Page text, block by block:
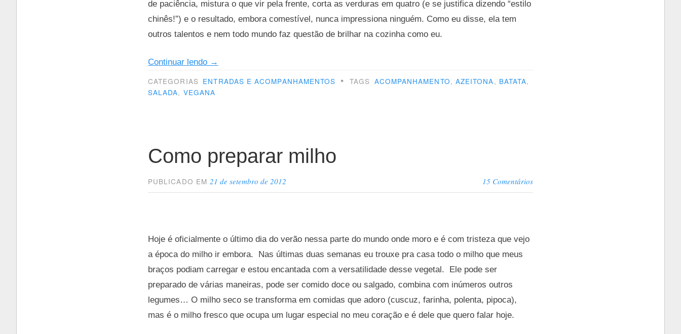
de paciência, mistura o que vir pela frente, corta as verduras em quatro (e se justifica dizendo “estilo
chinês!”) e o resultado, embora comestível, nunca impressiona ninguém. Como eu disse, ela tem
outros talentos e nem todo mundo faz questão de brilhar na cozinha como eu.
Continuar lendo “A
salada
de
→
CATEGORIAS ENTRADAS E ACOMPANHAMENTOS • TAGS ACOMPANHAMENTO, AZEITONA, BATATA,
SALADA, VEGANA
Como preparar milho
PUBLICADO EM21 de setembro de 2012 15 Comentários
Hoje é oficialmente o último dia do verão nessa parte do mundo onde moro e é com tristeza que vejo
a época do milho ir embora. Nas últimas duas semanas eu trouxe pra casa todo o milho que meus
braços podiam carregar e estou encantada com a versatilidade desse vegetal. Ele pode ser
preparado de várias maneiras, pode ser comido doce ou salgado, combina com inúmeros outros
legumes… O milho seco se transforma em comidas que adoro (cuscuz, farinha, polenta, pipoca),
mas é o milho fresco que ocupa um lugar especial no meu coração e é dele que quero falar hoje.